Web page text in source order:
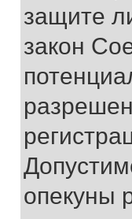
защите
закон
опекуны